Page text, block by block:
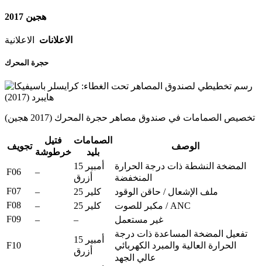
هجين 2017
الاعلانات الاعلانية
حجرة المحرك
تخصيص الصمامات في صندوق مصاهر حجرة المحرك (2017 هجين)
تجويف
فتيل
خرطوشة
الصمامات
بليد
الوصف
F06 –
15 أمبير
أزرق
المضخة النشطة ذات درجة الحرارة
المنخفضة
F07
– 25 كلير
ملف الإشعال / حاقن الوقود
F08
– 25 كلير
مكبر للصوت / ANC
F09
– – غير مستعمل
F10
15 أمبير
أزرق
تفعيل المضخة المساعدة ذات درجة
الحرارة العالية والمبرد الكهربائي
عالي الجهد